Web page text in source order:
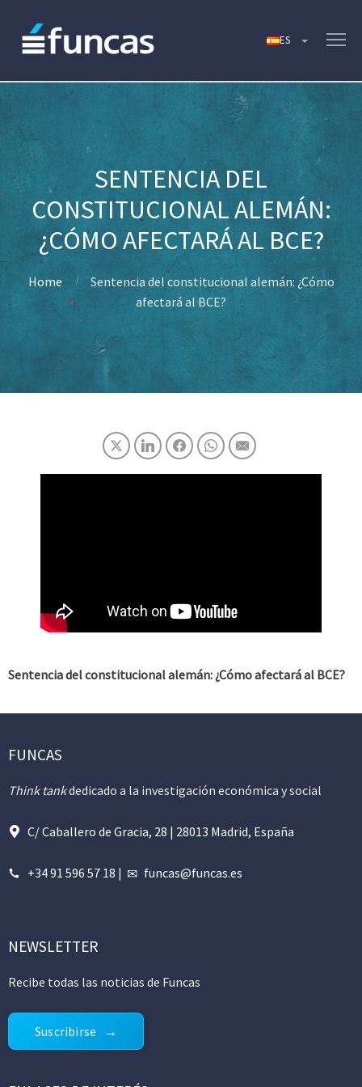
SENTENCIA DEL
CONSTITUCIONAL ALEMÁN:
¿CÓMO AFECTARÁ AL BCE?
Home
Sentencia del constitucional alemán: ¿Cómo
afectará al BCE?
Sentencia del constitucional alemán: ¿Cómo afectará al BCE?
FUNCAS
Think tankdedicado a la investigación económica y social
C/ Caballero de Gracia, 28 | 28013 Madrid, España
+34 91 596 57 18 | funcas@funcas.es
NEWSLETTER
Recibe todas las noticias de Funcas
Suscribirse